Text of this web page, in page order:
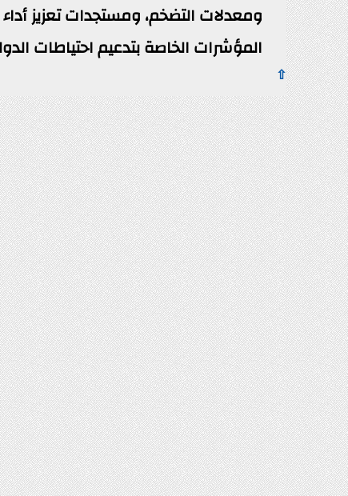
ومعدلات التضخم، ومستجدات تعزيز
المؤشرات الخاصة بتدعيم احتياطات
⇧